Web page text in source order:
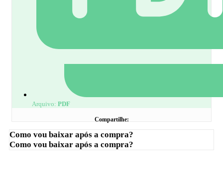
Arquivo: PDF
Compartilhe:
Como vou baixar após a compra?
Como vou baixar após a compra?